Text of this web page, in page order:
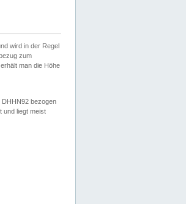
wird in der Regel
zum
man die Höhe
bezogen
und liegt meist